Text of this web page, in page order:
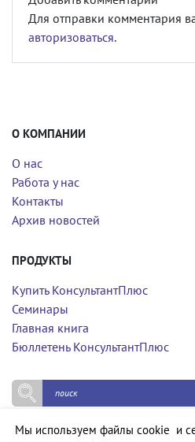
Для отправки комментария
авторизоваться.
О КОМПАНИИ
О нас
Работа у нас
Контакты
Архив новостей
ПРОДУКТЫ
Купить КонсультантПлюс
Семинары
Главная книга
Бюллетень КонсультантПлюс
Политика конфиденциальности
Мы используем файлы cookie и